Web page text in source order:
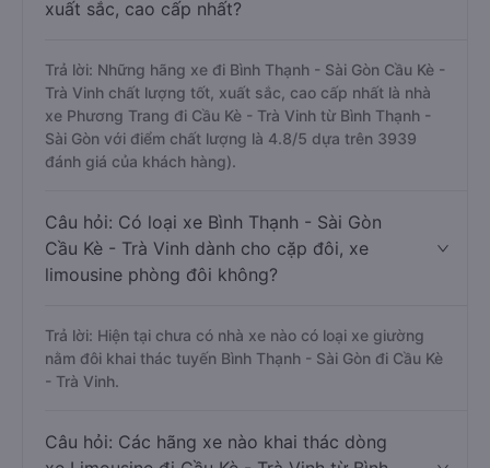
xuất sắc, cao cấp nhất?
Trả lời: Những hãng xe đi Bình Thạnh - Sài Gòn Cầu Kè -
Trà Vinh chất lượng tốt, xuất sắc, cao cấp nhất là nhà
xe Phương Trang đi Cầu Kè - Trà Vinh từ Bình Thạnh -
Sài Gòn với điểm chất lượng là 4.8/5 dựa trên 3939
đánh giá của khách hàng).
Câu hỏi: Có loại xe Bình Thạnh - Sài Gòn
Cầu Kè - Trà Vinh dành cho cặp đôi, xe
limousine phòng đôi không?
Trả lời: Hiện tại chưa có nhà xe nào có loại xe giường
nằm đôi khai thác tuyến Bình Thạnh - Sài Gòn đi Cầu Kè
- Trà Vinh.
Câu hỏi: Các hãng xe nào khai thác dòng